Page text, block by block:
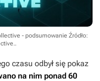
- podsumowanie Źródło:
.
czasu odbył się pokaz
na nim ponad 60